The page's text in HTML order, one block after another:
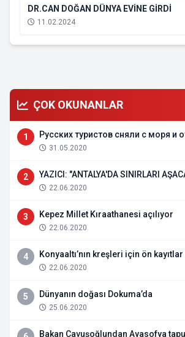
DR.CAN DOĞAN DÜNYA EVİNE GİRDİ
11.02.2024
ÇOK OKUNANLAR
1 Русских туристов сняли с моря и
31.05.2020
2 YAZICI: "ANTALYA'DA SINIRLARI
22.06.2020
3 Kepez Millet Kıraathanesi açılıyor
22.06.2020
4 Konyaaltı’nın kreşleri için ön kayıtlar
22.06.2020
5 Dünyanın doğası Dokuma’da
25.06.2020
Bakan Çavuşoğlundan Ayasofya